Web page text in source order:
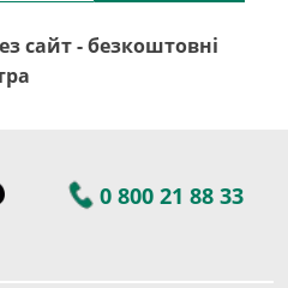
сайт - безкоштовні
0 800 21 88 33